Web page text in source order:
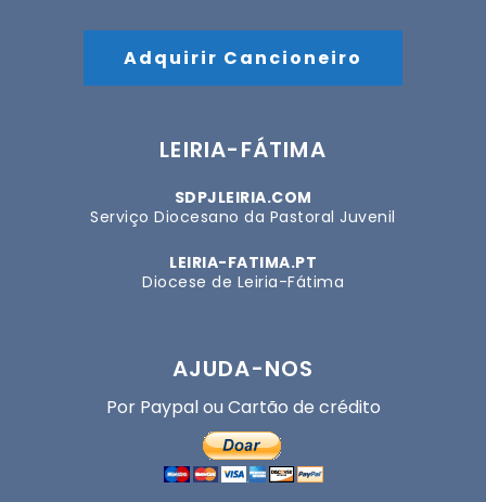
Adquirir Cancioneiro
LEIRIA-FÁTIMA
SDPJLEIRIA.COM
Serviço Diocesano da Pastoral Juvenil
LEIRIA-FATIMA.PT
Diocese de Leiria-Fátima
AJUDA-NOS
Por Paypal ou Cartão de crédito